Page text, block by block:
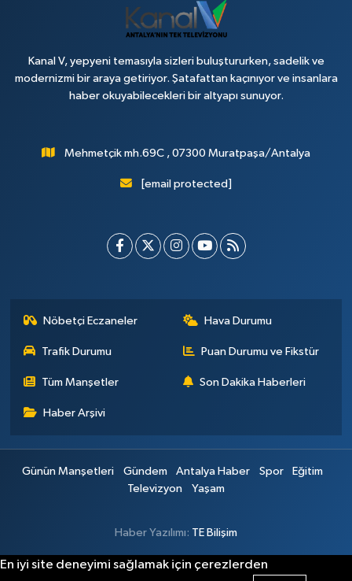
Kanal V, yepyeni temasıyla sizleri buluştururken, sadelik ve
modernizmi bir araya getiriyor. Şatafattan kaçınıyor ve insanlara
haber okuyabilecekleri bir altyapı sunuyor.
Mehmetçik mh.69C , 07300 Muratpaşa/Antalya
[email protected]
Nöbetçi Eczaneler Hava Durumu
Trafik Durumu Puan Durumu ve Fikstür
Tüm Manşetler Son Dakika Haberleri
Haber Arşivi
Günün Manşetleri Gündem Antalya Haber Spor
Eğitim
Televizyon
Yaşam
Haber Yazılımı: TE Bilişim
En iyi site deneyimi sağlamak için çerezlerden